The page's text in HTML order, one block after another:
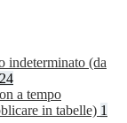
indeterminato (da
24
a tempo
in tabelle) 1